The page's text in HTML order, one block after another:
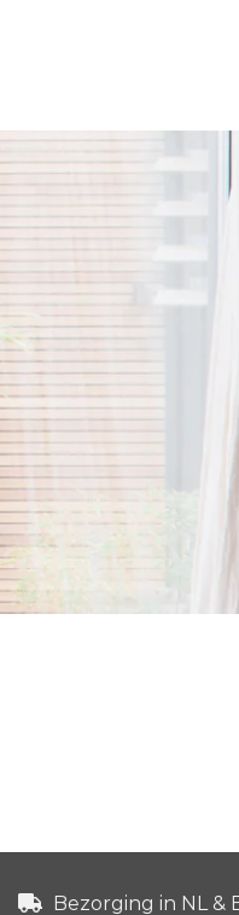
Bezorging in NL &